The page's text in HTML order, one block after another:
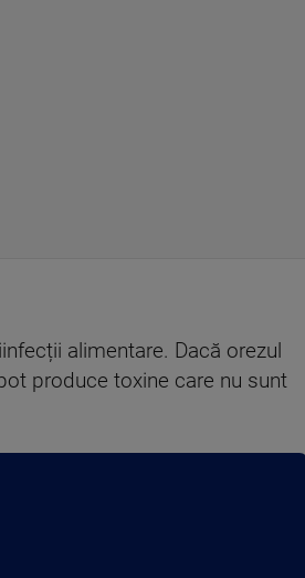
alimentare. Dacă orezul
produce toxine care nu sunt